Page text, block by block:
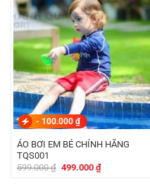
- 100.000 ₫
ÁO BƠI EM BÉ CHÍNH HÃNG
TQS001
599.000₫ Giá
499.000 ₫Giá
hiện